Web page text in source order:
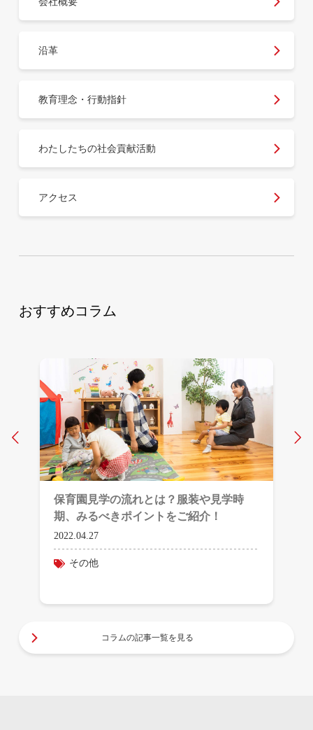
沿革
教育理念・行動指針
わたしたちの社会貢献活動
アクセス
おすすめコラム
保育園見学の流れとは？服装や見学時
期、みるべきポイントをご紹介！
2022.04.27
その他
コラムの記事一覧を見る